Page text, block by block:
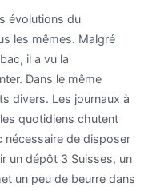
évolutions du
les mêmes. Malgré
il a vu la
Dans le même
divers. Les journaux à
quotidiens chutent
nécessaire de disposer
un dépôt 3 Suisses, un
un peu de beurre dans